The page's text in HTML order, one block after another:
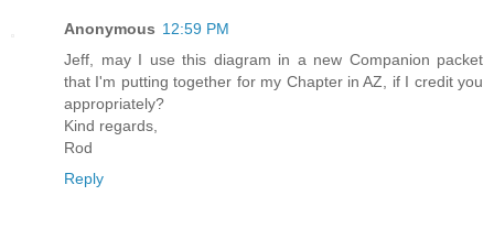
Anonymous 12:59 PM
Jeff, may I use this diagram in a new Companion packet
that I'm putting together for my Chapter in AZ, if I credit you
appropriately?
Kind regards,
Rod
Reply